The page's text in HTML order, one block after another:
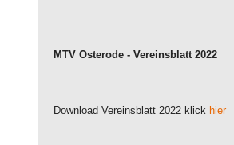
MTV Osterode - Vereinsblatt 2022
Download Vereinsblatt 2022 klick hier